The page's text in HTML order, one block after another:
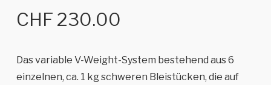
CHF 230.00
Das variable V-Weight-System bestehend aus 6
einzelnen, ca. 1 kg schweren Bleistücken, die auf